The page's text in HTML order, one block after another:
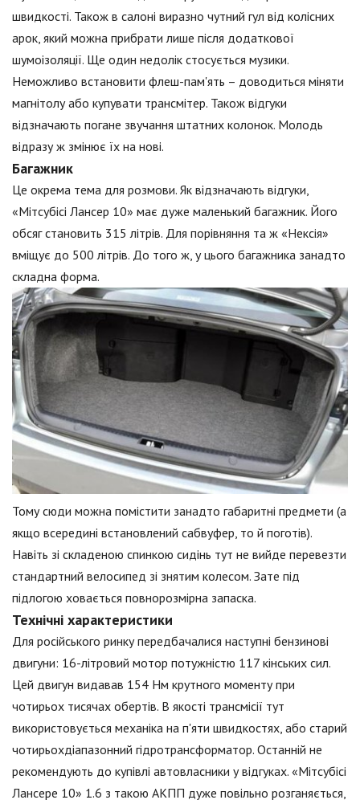
швидкості. Також в салоні виразно чутний гул від колісних
арок, який можна прибрати лише після додаткової
шумоізоляції. Ще один недолік стосується музики.
Неможливо встановити флеш-пам'ять – доводиться міняти
магнітолу або купувати трансмітер. Також відгуки
відзначають погане звучання штатних колонок. Молодь
відразу ж змінює їх на нові.
Багажник
Це окрема тема для розмови. Як відзначають відгуки,
«Мітсубісі Лансер 10» має дуже маленький багажник. Його
обсяг становить 315 літрів. Для порівняння та ж «Нексія»
вміщує до 500 літрів. До того ж, у цього багажника занадто
складна форма.
Тому сюди можна помістити занадто габаритні предмети (а
якщо всередині встановлений сабвуфер, то й поготів).
Навіть зі складеною спинкою сидінь тут не вийде перевезти
стандартний велосипед зі знятим колесом. Зате під
підлогою ховається повнорозмірна запаска.
Технічні характеристики
Для російського ринку передбачалися наступні бензинові
двигуни: 16-літровий мотор потужністю 117 кінських сил.
Цей двигун видавав 154 Нм крутного моменту при
чотирьох тисячах обертів. В якості трансмісії тут
використовується механіка на п'яти швидкостях, або старий
чотирьохдіапазонний гідротрансформатор. Останній не
рекомендують до купівлі автовласники у відгуках. «Мітсубісі
Лансере 10» 1.6 з такою АКПП дуже повільно розганяється,